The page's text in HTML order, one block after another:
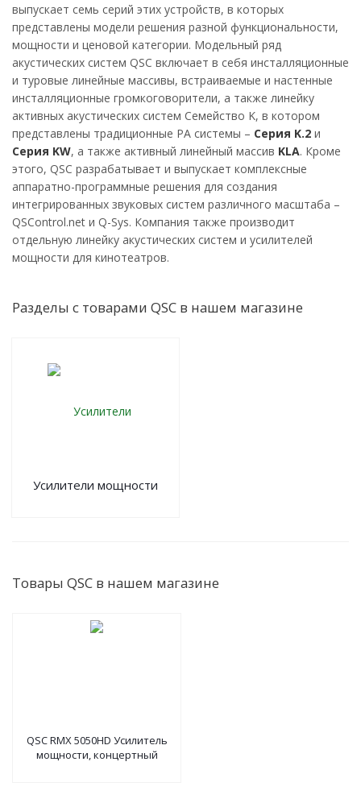
выпускает семь серий этих устройств, в которых
представлены модели решения разной функциональности,
мощности и ценовой категории. Модельный ряд
акустических систем QSC включает в себя инсталляционные
и туровые линейные массивы, встраиваемые и настенные
инсталляционные громкоговорители, а также линейку
активных акустических систем Семейство K, в котором
представлены традиционные PA системы – Серия K.2 и
Серия KW, а также активный линейный массив KLA. Кроме
этого, QSC разрабатывает и выпускает комплексные
аппаратно-программные решения для создания
интегрированных звуковых систем различного масштаба –
QSControl.net и Q-Sys. Компания также производит
отдельную линейку акустических систем и усилителей
мощности для кинотеатров.
Разделы с товарами QSC в нашем магазине
Усилители мощности
Товары QSC в нашем магазине
QSC RMX 5050HD Усилитель
мощности, концертный